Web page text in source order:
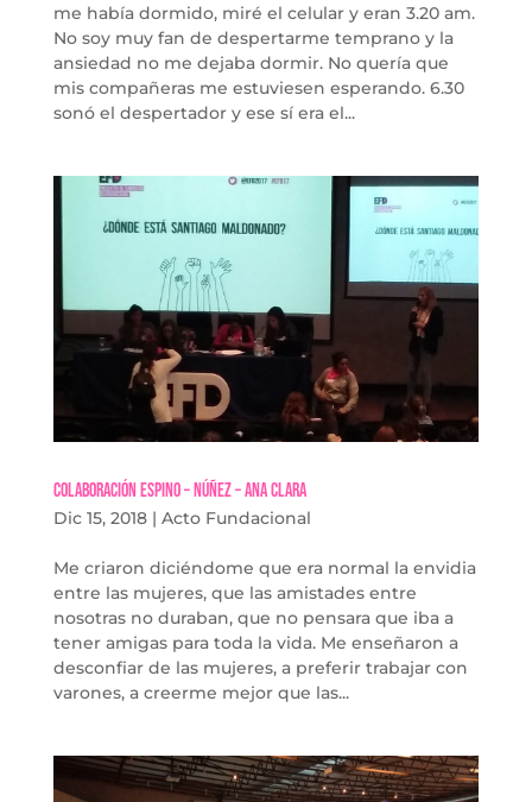
me había dormido, miré el celular y eran 3.20 am.
No soy muy fan de despertarme temprano y la
ansiedad no me dejaba dormir. No quería que
mis compañeras me estuviesen esperando. 6.30
sonó el despertador y ese sí era el...
Colaboración Espino – Núñez – Ana Clara
Dic 15, 2018| Acto Fundacional
Me criaron diciéndome que era normal la envidia
entre las mujeres, que las amistades entre
nosotras no duraban, que no pensara que iba a
tener amigas para toda la vida. Me enseñaron a
desconfiar de las mujeres, a preferir trabajar con
varones, a creerme mejor que las...